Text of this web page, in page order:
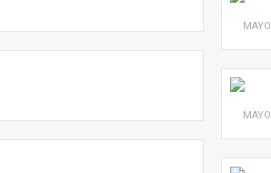
MAYO
MAYO